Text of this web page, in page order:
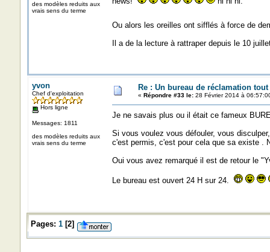
des modèles reduits aux
vrais sens du terme
Ou alors les oreilles ont sifflés à force de
Il a de la lecture à rattraper depuis le 10
yvon
Chef d'exploitation
Hors ligne
Messages: 1811
des modèles reduits aux
vrais sens du terme
Re : Un bureau de réclamation
« Répondre #33 le:28 Février 2014 à
Je ne savais plus ou il était ce fameux
Si vous voulez vous défouler, vous
c'est permis, c'est pour cela que sa existe .
Oui vous avez remarqué il est de retour le
Le bureau est ouvert 24 H sur 24.
Pages: 1[2]